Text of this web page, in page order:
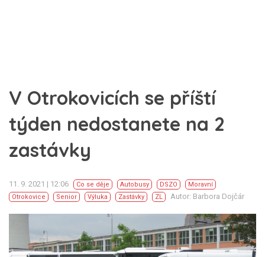
V Otrokovicích se příští
týden nedostanete na 2
zastávky
11. 9. 2021 | 12:06 Co se děje Autobusy DSZO
Moravní
Otrokovice
Senior Výluka Zastávky ZL Autor: Barbora Dojčár